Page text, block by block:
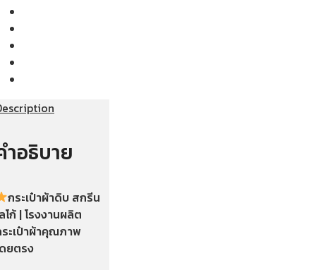
ำอธิบาย
กระเป๋าผ้าดิบ สกรีน
โก้ | โรงงานผลิต
ะเป๋าผ้าคุณภาพ
ยตรง